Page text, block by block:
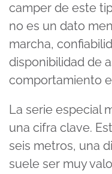
camper de este
no es un dato
marcha,
disponibilidad de
comportamiento
La serie especial
una cifra clave.
seis metros, una
suele ser muy